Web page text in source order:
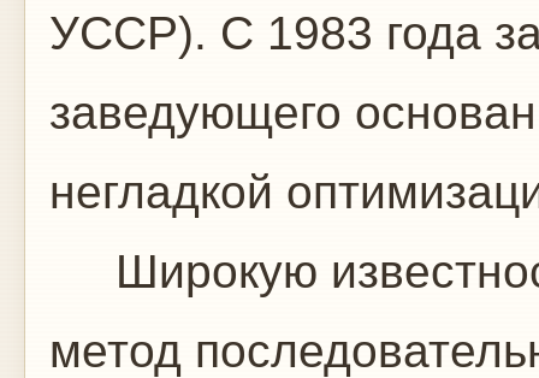
УССР). С 1983 года
заведующего
негладкой
Широкую
метод